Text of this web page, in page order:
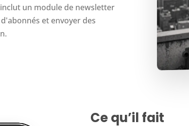
un module de newsletter
et envoyer des
Ce qu’il fait